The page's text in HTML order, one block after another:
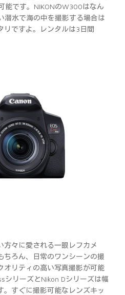
能です。NIKONのW300はなん
潜水で海の中を撮影する場合は
リですよ。レンタルは3日間
方々に愛される一眼レフカメ
ちろん、日常のワンシーンの撮
オリティの高い写真撮影が可能
シリーズとNikon Dシリーズは幅
。すぐに撮影可能なレンズキッ